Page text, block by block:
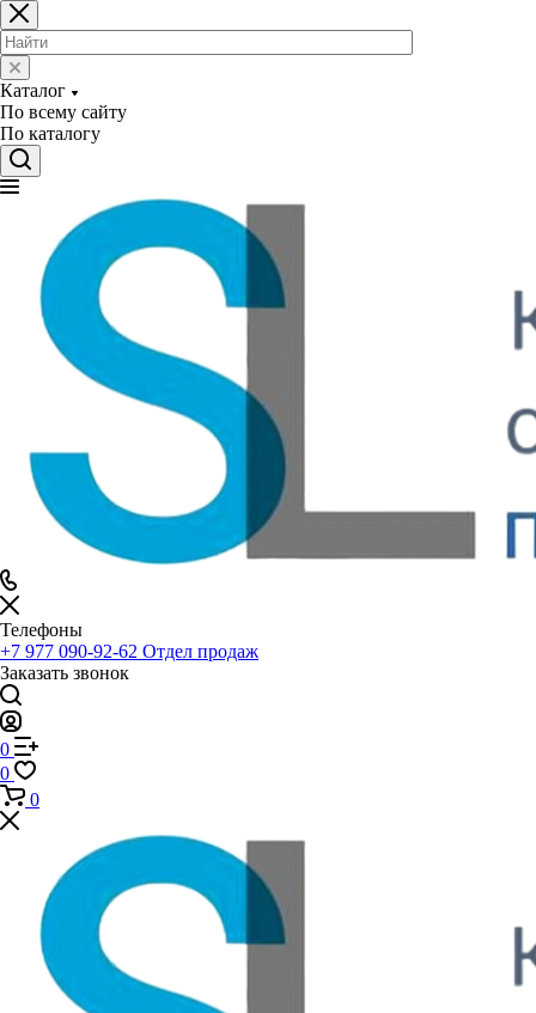
Каталог
По всему сайту
По каталогу
Телефоны
+7 977 090-92-62 Отдел продаж
Заказать звонок
0
0
0